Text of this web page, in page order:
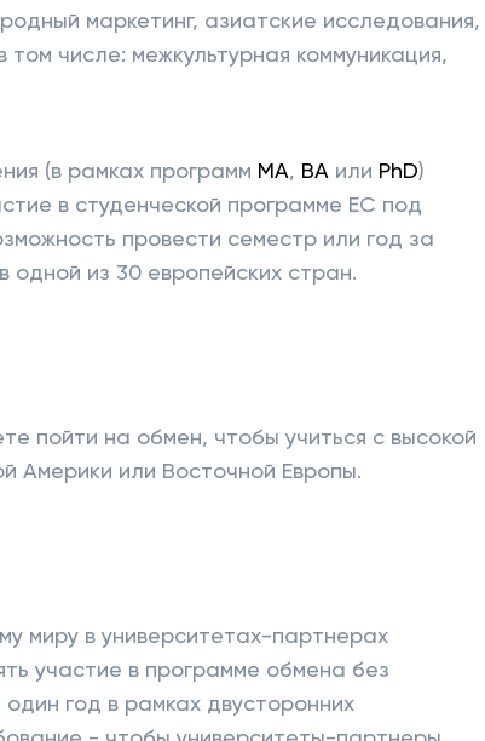
маркетинг, азиатские исследования,
числе: межкультурная коммуникация,
(в рамках программ MA, BA или PhD)
в студенческой программе ЕС под
провести семестр или год за
одной из 30 европейских стран.
пойти на обмен, чтобы учиться с высокой
Америки или Восточной Европы.
миру в университетах-партнерах
участие в программе обмена без
год в рамках двусторонних